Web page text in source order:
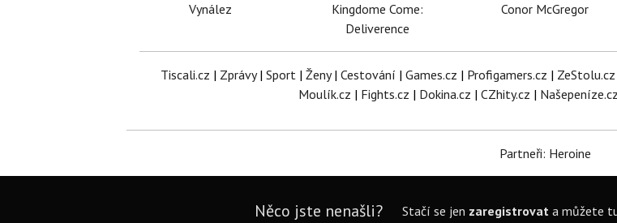
Vynález
Kingdome Come:
Deliverence
Conor McGregor
Tiscali.cz | Zprávy| Sport| Ženy| Cestování | Games.cz | Profigamers.cz | ZeStolu.cz
Moulík.cz | Fights.cz | Dokina.cz | CZhity.cz | Našepeníze.cz
Partneři: Heroine
Něco jste nenašli? Stačí se jen zaregistrovata můžete